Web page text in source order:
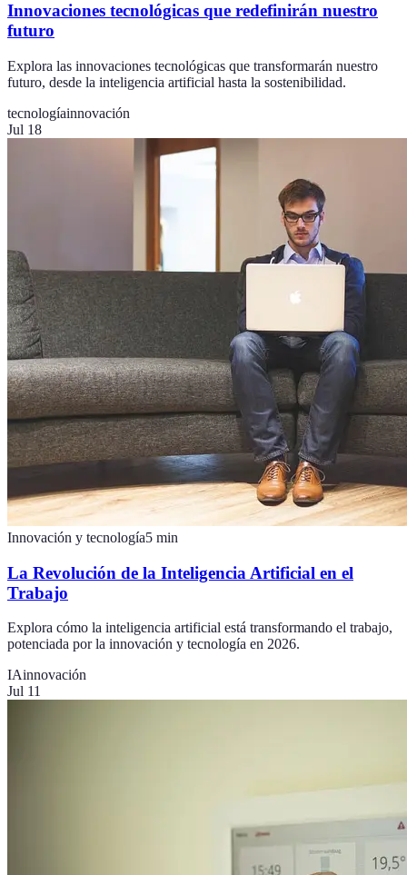
Innovaciones tecnológicas que redefinirán nuestro
futuro
Explora las innovaciones tecnológicas que transformarán nuestro
futuro, desde la inteligencia artificial hasta la sostenibilidad.
tecnologíainnovación
Jul 18
Innovación y tecnología5 min
La Revolución de la Inteligencia Artificial en el
Trabajo
Explora cómo la inteligencia artificial está transformando el trabajo,
potenciada por la innovación y tecnología en 2026.
IAinnovación
Jul 11